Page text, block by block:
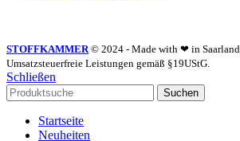
STOFFKAMMER © 2024 - Made with ❤ in Saarland.
Umsatzsteuerfreie Leistungen gemäß §19UStG.
Schließen
Suchen
Startseite
Neuheiten